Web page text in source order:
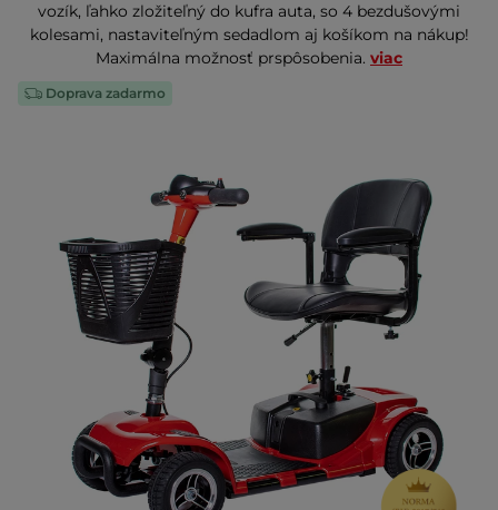
vozík, ľahko zložiteľný do kufra auta, so 4 bezdušovými
kolesami, nastaviteľným sedadlom aj košíkom na nákup!
Maximálna možnosť prspôsobenia. viac
Doprava zadarmo